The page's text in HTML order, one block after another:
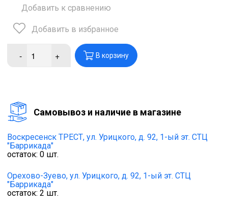
Добавить к сравнению
Добавить в избранное
- + В корзину
Cамовывоз и наличие в магазине
Воскресенск ТРЕСТ, ул. Урицкого, д. 92, 1-ый эт. СТЦ
"Баррикада"
остаток: 0 шт.
Орехово-Зуево, ул. Урицкого, д. 92, 1-ый эт. СТЦ
"Баррикада"
остаток: 2 шт.